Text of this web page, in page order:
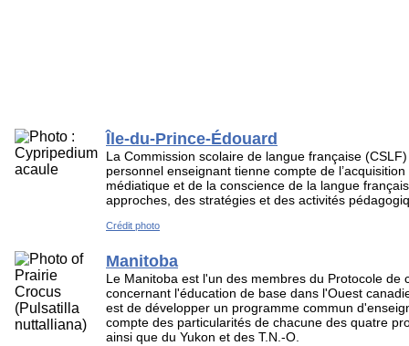
Île-du-Prince-Édouard
La Commission scolaire de langue française
personnel enseignant tienne compte de
médiatique et de la conscience de la langue
approches, des stratégies et des activités
Crédit photo
Manitoba
Le Manitoba est l'un des membres du Protocole de
concernant l'éducation de base dans l'Ouest
est de développer un programme commun
compte des particularités de chacune des quatre
ainsi que du Yukon et des T.N.-O.